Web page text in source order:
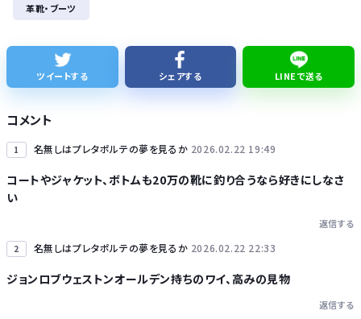
【細胞】「小胞体」名前を変えるべき？ イメージと異なる姿、「理解に支障」
Powered by livedoor 相互RSS
革靴・ブーツ
ツイートする シェアする LINEで送る
コメント
1 名無しはプレタポルテの夢を見るか 2026.02.22 19:49
コートやジャケット、ボトムも20万の靴に釣り合うなら好きにしなさ
い
返信する
2 名無しはプレタポルテの夢を見るか 2026.02.22 22:33
ジョンロブウェストンオールデン持ちのワイ、高みの見物
返信する